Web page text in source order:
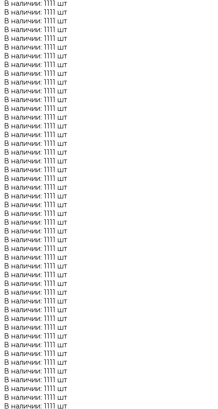
В наличии: 1111 шт
В наличии: 1111 шт
В наличии: 1111 шт
В наличии: 1111 шт
В наличии: 1111 шт
В наличии: 1111 шт
В наличии: 1111 шт
В наличии: 1111 шт
В наличии: 1111 шт
В наличии: 1111 шт
В наличии: 1111 шт
В наличии: 1111 шт
В наличии: 1111 шт
В наличии: 1111 шт
В наличии: 1111 шт
В наличии: 1111 шт
В наличии: 1111 шт
В наличии: 1111 шт
В наличии: 1111 шт
В наличии: 1111 шт
В наличии: 1111 шт
В наличии: 1111 шт
В наличии: 1111 шт
В наличии: 1111 шт
В наличии: 1111 шт
В наличии: 1111 шт
В наличии: 1111 шт
В наличии: 1111 шт
В наличии: 1111 шт
В наличии: 1111 шт
В наличии: 1111 шт
В наличии: 1111 шт
В наличии: 1111 шт
В наличии: 1111 шт
В наличии: 1111 шт
В наличии: 1111 шт
В наличии: 1111 шт
В наличии: 1111 шт
В наличии: 1111 шт
В наличии: 1111 шт
В наличии: 1111 шт
В наличии: 1111 шт
В наличии: 1111 шт
В наличии: 1111 шт
В наличии: 1111 шт
В наличии: 1111 шт
В наличии: 1111 шт